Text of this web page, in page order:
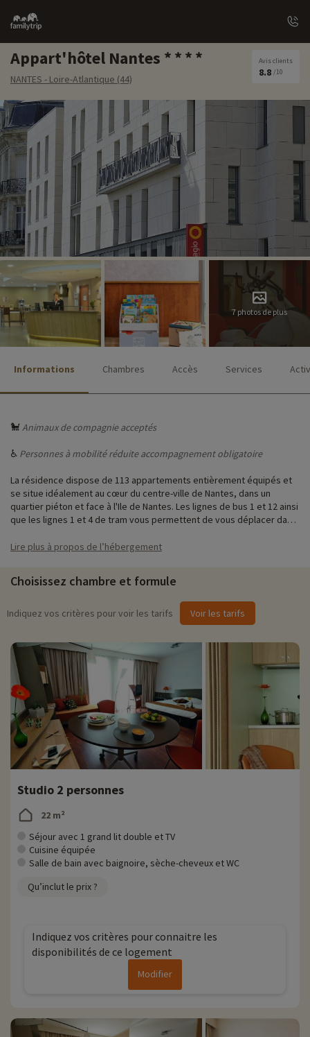
Family
trip
Appart'hôtel Nantes
NANTES - Loire-Atlantique (44)
Avis clients
8.8 /10
7 photos de plus
Informations Chambres Accès Services
🐩 Animaux de compagnie acceptés
♿ Personnes à mobilité réduite accompagnement obligatoire
La résidence dispose de 113 appartements entièrement équipés et
se situe idéalement au cœur du centre-ville de Nantes, dans un
quartier piéton et face à l'Ile de Nantes. Les lignes de bus 1 et 12 ainsi
que les lignes 1 et 4 de tram vous permettent de vous déplacer dans
tels que le Musée des Beaux Arts ainsi que le Château des Ducs de
petits-déjeuners complets en option.
• Parc d'attractions Les Naudières: ouvert du 30 mars au 29 septembre
› Situé à 40 minutes de route de la résidence
› Multitudes d'attractions pour petits et grands
› Tarifs : Adulte : à partir de 12€, tarif réduit : à partir de 9€, enfant : à partir de
10€
› Entrée gratuite pour les moins de 1 mètre et les femmes enceintes de 6 mois
Lire plus à propos de l’hébergement
Choisissez chambre et formule
Indiquez vos critères pour voir les tarifs Voir les tarifs
Studio 2 personnes
22 m²
Séjour avec 1 grand lit double et TV
Cuisine équipée
Salle de bain avec baignoire, sèche-cheveux et WC
Qu’inclut le prix ?
Indiquez vos critères pour connaitre les
disponibilités de ce logement
Modifier